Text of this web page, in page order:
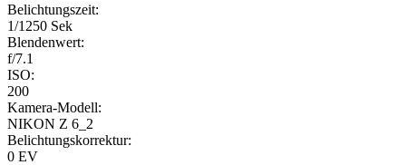
Belichtungszeit:
1/1250 Sek
Blendenwert:
f/7.1
ISO:
200
Kamera-Modell:
NIKON Z 6_2
Belichtungskorrektur:
0 EV